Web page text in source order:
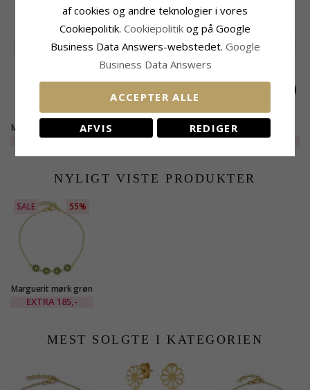
RELATEREDE PRODUKTER
60%
Marguerit mørk grøn
armbånd i forgyldt
EXTRA150,-
UDGÅR 65%
Marguerit lysegrøn
armbånd i forgyldt
EXTRA130,-
UDGÅR
Hjerte marguerit
mørk grøn armbånd i
EXTRA160,-
NYLIGT VISTE PRODUKTER
SALE 55%
Marguerit mørk grøn
armbånd i forgyldt
EXTRA 185,-
MEST SOLGTE I KATEGORIEN
af cookies og andre teknologier i vores
Cookiepolitik. Cookiepolitik og på Google
Business Data Answers-webstedet. Google
Business Data Answers
ACCEPTER ALLE
AFVIS REDIGER